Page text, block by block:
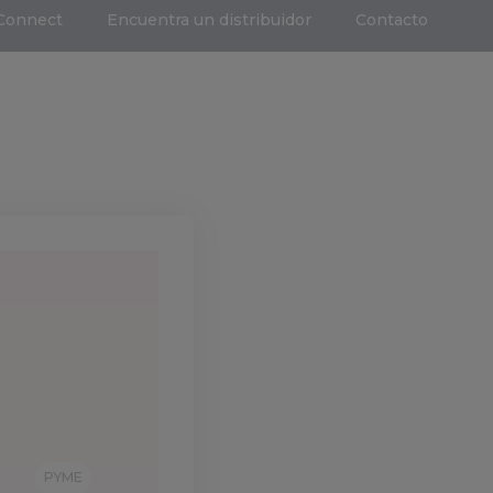
Encuentra un distribuidor Contacto
PYME